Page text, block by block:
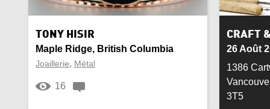
Ceinture
Ciment
Corne
Culturel
Yukon Territory
TONY HISIR
Maple Ridge, British Columbia
Joaillerie, Métal
16
CRAFT
26 Août
1386
3T5